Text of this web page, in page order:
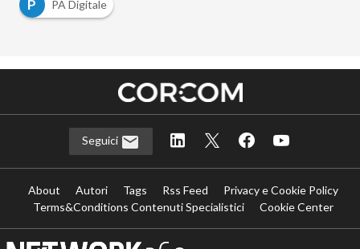
P
PA Digitale
Seguici
About Autori Tags Rss Feed
Privacy e Cookie Policy
Terms&Conditions Contenuti Specialistici
Cookie Center